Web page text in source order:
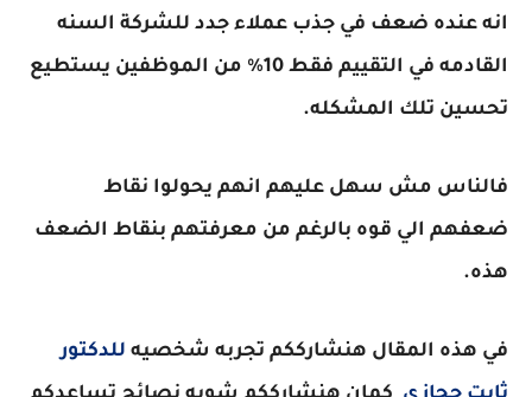
انه عنده ضعف في جذب عملاء جدد للشركة السنه
القادمه في التقييم فقط 10٪ من الموظفين يستطيع
تحسين تلك المشكله.
فالناس مش سهل عليهم انهم يحولوا نقاط
ضعفهم الي قوه بالرغم من معرفتهم بنقاط الضعف
هذه.
في هذه المقال هنشارككم تجربه شخصيه للدكتور